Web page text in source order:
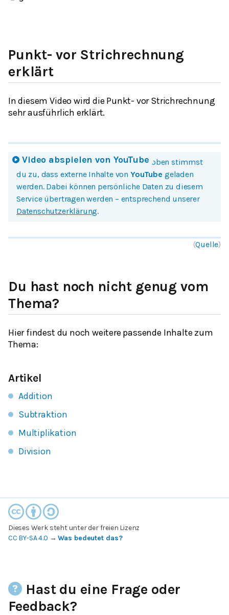
Punkt- vor Strichrechnung
erklärt
In diesem Video wird die Punkt- vor Strichrechnung
sehr ausführlich erklärt.
Video abspielen von YouTube
Mit einem Klick auf Bild oder Button oben stimmst
du zu, dass externe Inhalte von YouTube geladen
werden. Dabei können persönliche Daten zu diesem
Service übertragen werden – entsprechend unserer
Datenschutzerklärung.
(Quelle)
Du hast noch nicht genug vom
Thema?
Hier findest du noch weitere passende Inhalte zum
Thema:
Artikel
Addition
Subtraktion
Multiplikation
Division
Dieses Werk steht unter der freien Lizenz
CC BY-SA 4.0 →Was bedeutet das?
Hast du eine Frage oder
Feedback?